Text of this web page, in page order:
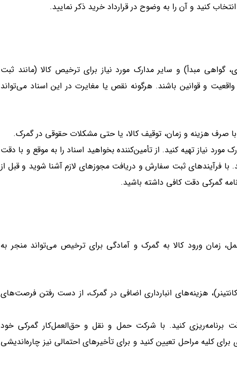
کنید و آن را به وضوح در قرارداد خرید ذکر نمایید.
گواهی مبدأ) و سایر مدارک مورد نیاز برای ترخیص کالا (مانند ثبت
و قوانین باشند. هرگونه نقص یا مغایرت در این اسناد می‌تواند
با صرف هزینه و زمان، توقیف کالا، یا حتی مشکلات حقوقی در گمرک.
نیاز تهیه کنید. از تأمین‌کننده بخواهید اسناد را به موقع و با دقت
با فرآیندهای ثبت سفارش و دریافت مجوزهای لازم آشنا شوید و قبل از
گمرکی دقت کافی داشته باشید.
زمان ورود کالا به گمرک و آمادگی برای ترخیص می‌تواند منجر به
هزینه‌های انبارداری اضافی در گمرک، از دست رفتن فرصت‌های
برنامه‌ریزی کنید. با شرکت حمل و نقل و حق‌العمل‌کار گمرکی خود
برای کلیه مراحل تعیین کنید و برای تأخیرهای احتمالی نیز چاره‌اندیشی